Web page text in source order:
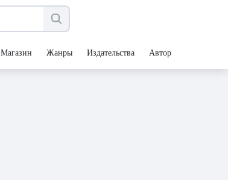
Магазин Жанры Издательства Авторы